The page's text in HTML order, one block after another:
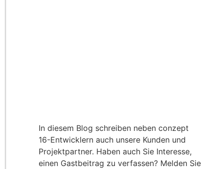
In diesem Blog schreiben neben conzept
16-Entwicklern auch unsere Kunden und
Projektpartner. Haben auch Sie Interesse,
einen Gastbeitrag zu verfassen? Melden Sie